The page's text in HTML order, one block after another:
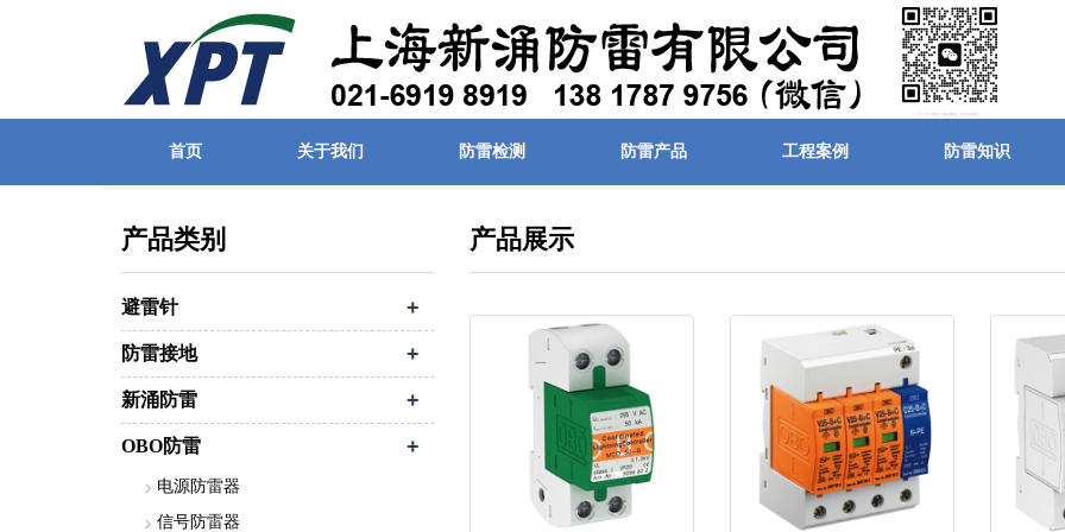
首页 关于我们 防雷检测 防雷产品 工程案例 防雷知识
首页| 产品展示
产品展示
产品类别
避雷针 +
防雷接地 +
新涌防雷 +
OBO防雷 +
电源防雷器
信号防雷器